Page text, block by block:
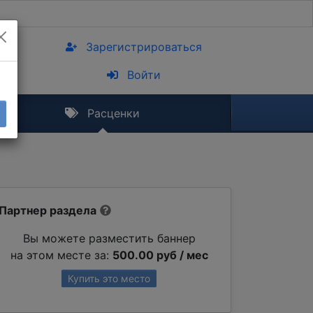
Зарегистрироваться
Войти
Расценки
Партнер раздела
Вы можете разместить баннер
на этом месте за: 500.00 руб / мес
Купить это место